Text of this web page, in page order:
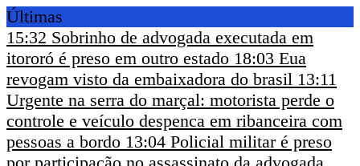
Últimas
15:32 Sobrinho de advogada executada em
itororó é preso em outro estado 18:03 Eua
revogam visto da embaixadora do brasil 13:11
Urgente na serra do marçal: motorista perde o
controle e veículo despenca em ribanceira com
pessoas a bordo 13:04 Policial militar é preso